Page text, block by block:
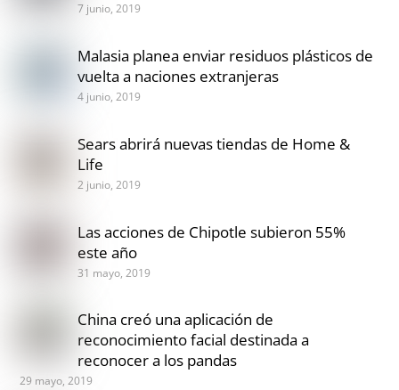
7 junio, 2019
Malasia planea enviar residuos plásticos de
vuelta a naciones extranjeras
4 junio, 2019
Sears abrirá nuevas tiendas de Home &
Life
2 junio, 2019
Las acciones de Chipotle subieron 55%
este año
31 mayo, 2019
China creó una aplicación de
reconocimiento facial destinada a
reconocer a los pandas
29 mayo, 2019